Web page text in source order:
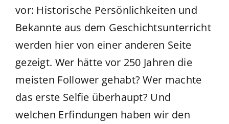
vor: Historische Persönlichkeiten und
Bekannte aus dem Geschichtsunterricht
werden hier von einer anderen Seite
gezeigt. Wer hätte vor 250 Jahren die
meisten Follower gehabt? Wer machte
das erste Selfie überhaupt? Und
welchen Erfindungen haben wir den